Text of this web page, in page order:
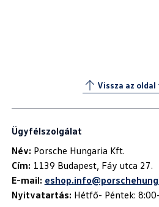
Vissza az
Ügyfélszolgálat
Név:
Cím:
E-mail:
Nyitvatartás: Hétfő- Péntek: